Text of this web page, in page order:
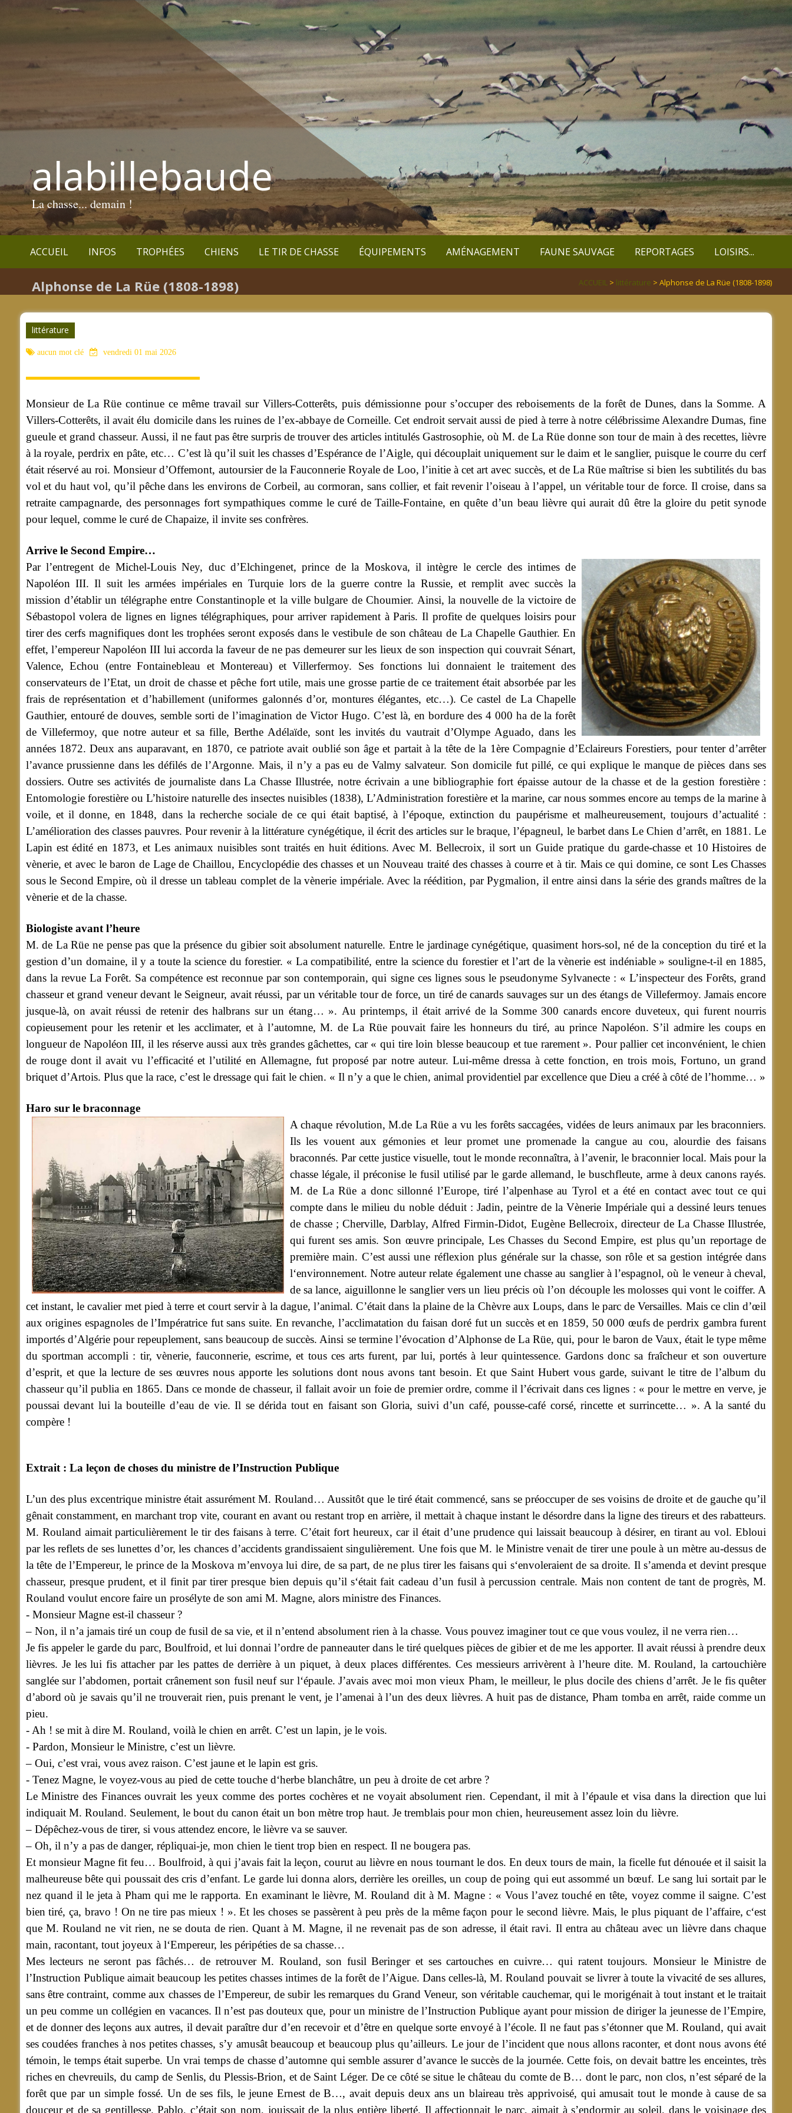
alabillebaude
La chasse... demain !
ACCUEIL INFOS TROPHÉES CHIENS LE TIR DE CHASSE ÉQUIPEMENTS AMÉNAGEMENT FAUNE SAUVAGE REPORTAGES LOISIRS...
Alphonse de La Rüe (1808-1898) ACCUEIL > littérature > Alphonse de La Rüe (1808-1898)
littérature
aucun mot clé vendredi 01 mai 2026
Monsieur de La Rüe continue ce même travail sur Villers-Cotterêts, puis démissionne pour s’occuper des reboisements de la forêt de Dunes, dans la Somme. A
Villers-Cotterêts, il avait élu domicile dans les ruines de l’ex-abbaye de Corneille. Cet endroit servait aussi de pied à terre à notre célébrissime Alexandre Dumas, fine
gueule et grand chasseur. Aussi, il ne faut pas être surpris de trouver des articles intitulés Gastrosophie, où M. de La Rüe donne son tour de main à des recettes, lièvre
à la royale, perdrix en pâte, etc… C’est là qu’il suit les chasses d’Espérance de l’Aigle, qui découplait uniquement sur le daim et le sanglier, puisque le courre du cerf
était réservé au roi. Monsieur d’Offemont, autoursier de la Fauconnerie Royale de Loo, l’initie à cet art avec succès, et de La Rüe maîtrise si bien les subtilités du bas
vol et du haut vol, qu’il pêche dans les environs de Corbeil, au cormoran, sans collier, et fait revenir l’oiseau à l’appel, un véritable tour de force. Il croise, dans sa
retraite campagnarde, des personnages fort sympathiques comme le curé de Taille-Fontaine, en quête d’un beau lièvre qui aurait dû être la gloire du petit synode
pour lequel, comme le curé de Chapaize, il invite ses confrères.
Arrive le Second Empire…
Par l’entregent de Michel-Louis Ney, duc d’Elchingenet, prince de la Moskova, il intègre le cercle des intimes de
Napoléon III. Il suit les armées impériales en Turquie lors de la guerre contre la Russie, et remplit avec succès la
mission d’établir un télégraphe entre Constantinople et la ville bulgare de Choumier. Ainsi, la nouvelle de la victoire de
Sébastopol volera de lignes en lignes télégraphiques, pour arriver rapidement à Paris. Il profite de quelques loisirs pour
tirer des cerfs magnifiques dont les trophées seront exposés dans le vestibule de son château de La Chapelle Gauthier. En
effet, l’empereur Napoléon III lui accorda la faveur de ne pas demeurer sur les lieux de son inspection qui couvrait Sénart,
Valence, Echou (entre Fontainebleau et Montereau) et Villerfermoy. Ses fonctions lui donnaient le traitement des
conservateurs de l’Etat, un droit de chasse et pêche fort utile, mais une grosse partie de ce traitement était absorbée par les
frais de représentation et d’habillement (uniformes galonnés d’or, montures élégantes, etc…). Ce castel de La Chapelle
Gauthier, entouré de douves, semble sorti de l’imagination de Victor Hugo. C’est là, en bordure des 4 000 ha de la forêt
de Villefermoy, que notre auteur et sa fille, Berthe Adélaïde, sont les invités du vautrait d’Olympe Aguado, dans les
années 1872. Deux ans auparavant, en 1870, ce patriote avait oublié son âge et partait à la tête de la 1ère Compagnie d’Eclaireurs Forestiers, pour tenter d’arrêter
l’avance prussienne dans les défilés de l’Argonne. Mais, il n’y a pas eu de Valmy salvateur. Son domicile fut pillé, ce qui explique le manque de pièces dans ses
dossiers. Outre ses activités de journaliste dans La Chasse Illustrée, notre écrivain a une bibliographie fort épaisse autour de la chasse et de la gestion forestière :
Entomologie forestière ou L’histoire naturelle des insectes nuisibles (1838), L’Administration forestière et la marine, car nous sommes encore au temps de la marine à
voile, et il donne, en 1848, dans la recherche sociale de ce qui était baptisé, à l’époque, extinction du paupérisme et malheureusement, toujours d’actualité :
L’amélioration des classes pauvres. Pour revenir à la littérature cynégétique, il écrit des articles sur le braque, l’épagneul, le barbet dans Le Chien d’arrêt, en 1881. Le
Lapin est édité en 1873, et Les animaux nuisibles sont traités en huit éditions. Avec M. Bellecroix, il sort un Guide pratique du garde-chasse et 10 Histoires de
vènerie, et avec le baron de Lage de Chaillou, Encyclopédie des chasses et un Nouveau traité des chasses à courre et à tir. Mais ce qui domine, ce sont Les Chasses
sous le Second Empire, où il dresse un tableau complet de la vènerie impériale. Avec la réédition, par Pygmalion, il entre ainsi dans la série des grands maîtres de la
vènerie et de la chasse.
Biologiste avant l’heure
M. de La Rüe ne pense pas que la présence du gibier soit absolument naturelle. Entre le jardinage cynégétique, quasiment hors-sol, né de la conception du tiré et la
gestion d’un domaine, il y a toute la science du forestier. « La compatibilité, entre la science du forestier et l’art de la vènerie est indéniable » souligne-t-il en 1885,
dans la revue La Forêt. Sa compétence est reconnue par son contemporain, qui signe ces lignes sous le pseudonyme Sylvanecte : « L’inspecteur des Forêts, grand
chasseur et grand veneur devant le Seigneur, avait réussi, par un véritable tour de force, un tiré de canards sauvages sur un des étangs de Villefermoy. Jamais encore
jusque-là, on avait réussi de retenir des halbrans sur un étang… ». Au printemps, il était arrivé de la Somme 300 canards encore duveteux, qui furent nourris
copieusement pour les retenir et les acclimater, et à l’automne, M. de La Rüe pouvait faire les honneurs du tiré, au prince Napoléon. S’il admire les coups en
longueur de Napoléon III, il les réserve aussi aux très grandes gâchettes, car « qui tire loin blesse beaucoup et tue rarement ». Pour pallier cet inconvénient, le chien
de rouge dont il avait vu l’efficacité et l’utilité en Allemagne, fut proposé par notre auteur. Lui-même dressa à cette fonction, en trois mois, Fortuno, un grand
briquet d’Artois. Plus que la race, c’est le dressage qui fait le chien. « Il n’y a que le chien, animal providentiel par excellence que Dieu a créé à côté de l’homme… »
Haro sur le braconnage
A chaque révolution, M.de La Rüe a vu les forêts saccagées, vidées de leurs animaux par les braconniers.
Ils les vouent aux gémonies et leur promet une promenade la cangue au cou, alourdie des faisans
braconnés. Par cette justice visuelle, tout le monde reconnaîtra, à l’avenir, le braconnier local. Mais pour la
chasse légale, il préconise le fusil utilisé par le garde allemand, le buschfleute, arme à deux canons rayés.
M. de La Rüe a donc sillonné l’Europe, tiré l’alpenhase au Tyrol et a été en contact avec tout ce qui
compte dans le milieu du noble déduit : Jadin, peintre de la Vènerie Impériale qui a dessiné leurs tenues
de chasse ; Cherville, Darblay, Alfred Firmin-Didot, Eugène Bellecroix, directeur de La Chasse Illustrée,
qui furent ses amis. Son œuvre principale, Les Chasses du Second Empire, est plus qu’un reportage de
première main. C’est aussi une réflexion plus générale sur la chasse, son rôle et sa gestion intégrée dans
l‘environnement. Notre auteur relate également une chasse au sanglier à l’espagnol, où le veneur à cheval,
de sa lance, aiguillonne le sanglier vers un lieu précis où l’on découple les molosses qui vont le coiffer. A
cet instant, le cavalier met pied à terre et court servir à la dague, l’animal. C’était dans la plaine de la Chèvre aux Loups, dans le parc de Versailles. Mais ce clin d’œil
aux origines espagnoles de l’Impératrice fut sans suite. En revanche, l’acclimatation du faisan doré fut un succès et en 1859, 50 000 œufs de perdrix gambra furent
importés d’Algérie pour repeuplement, sans beaucoup de succès. Ainsi se termine l’évocation d’Alphonse de La Rüe, qui, pour le baron de Vaux, était le type même
du sportman accompli : tir, vènerie, fauconnerie, escrime, et tous ces arts furent, par lui, portés à leur quintessence. Gardons donc sa fraîcheur et son ouverture
d’esprit, et que la lecture de ses œuvres nous apporte les solutions dont nous avons tant besoin. Et que Saint Hubert vous garde, suivant le titre de l’album du
chasseur qu’il publia en 1865. Dans ce monde de chasseur, il fallait avoir un foie de premier ordre, comme il l’écrivait dans ces lignes : « pour le mettre en verve, je
poussai devant lui la bouteille d’eau de vie. Il se dérida tout en faisant son Gloria, suivi d’un café, pousse-café corsé, rincette et surrincette… ». A la santé du
compère !
Extrait : La leçon de choses du ministre de l’Instruction Publique
L’un des plus excentrique ministre était assurément M. Rouland… Aussitôt que le tiré était commencé, sans se préoccuper de ses voisins de droite et de gauche qu’il
gênait constamment, en marchant trop vite, courant en avant ou restant trop en arrière, il mettait à chaque instant le désordre dans la ligne des tireurs et des rabatteurs.
M. Rouland aimait particulièrement le tir des faisans à terre. C’était fort heureux, car il était d’une prudence qui laissait beaucoup à désirer, en tirant au vol. Ebloui
par les reflets de ses lunettes d’or, les chances d’accidents grandissaient singulièrement. Une fois que M. le Ministre venait de tirer une poule à un mètre au-dessus de
la tête de l’Empereur, le prince de la Moskova m’envoya lui dire, de sa part, de ne plus tirer les faisans qui s‘envoleraient de sa droite. Il s’amenda et devint presque
chasseur, presque prudent, et il finit par tirer presque bien depuis qu’il s‘était fait cadeau d’un fusil à percussion centrale. Mais non content de tant de progrès, M.
Rouland voulut encore faire un prosélyte de son ami M. Magne, alors ministre des Finances.
- Monsieur Magne est-il chasseur ?
– Non, il n’a jamais tiré un coup de fusil de sa vie, et il n’entend absolument rien à la chasse. Vous pouvez imaginer tout ce que vous voulez, il ne verra rien…
Je fis appeler le garde du parc, Boulfroid, et lui donnai l’ordre de panneauter dans le tiré quelques pièces de gibier et de me les apporter. Il avait réussi à prendre deux
lièvres. Je les lui fis attacher par les pattes de derrière à un piquet, à deux places différentes. Ces messieurs arrivèrent à l’heure dite. M. Rouland, la cartouchière
sanglée sur l’abdomen, portait crânement son fusil neuf sur l‘épaule. J’avais avec moi mon vieux Pham, le meilleur, le plus docile des chiens d’arrêt. Je le fis quêter
d’abord où je savais qu’il ne trouverait rien, puis prenant le vent, je l’amenai à l’un des deux lièvres. A huit pas de distance, Pham tomba en arrêt, raide comme un
pieu.
- Ah ! se mit à dire M. Rouland, voilà le chien en arrêt. C’est un lapin, je le vois.
- Pardon, Monsieur le Ministre, c’est un lièvre.
– Oui, c’est vrai, vous avez raison. C’est jaune et le lapin est gris.
- Tenez Magne, le voyez-vous au pied de cette touche d‘herbe blanchâtre, un peu à droite de cet arbre ?
Le Ministre des Finances ouvrait les yeux comme des portes cochères et ne voyait absolument rien. Cependant, il mit à l’épaule et visa dans la direction que lui
indiquait M. Rouland. Seulement, le bout du canon était un bon mètre trop haut. Je tremblais pour mon chien, heureusement assez loin du lièvre.
– Dépêchez-vous de tirer, si vous attendez encore, le lièvre va se sauver.
– Oh, il n’y a pas de danger, répliquai-je, mon chien le tient trop bien en respect. Il ne bougera pas.
Et monsieur Magne fit feu… Boulfroid, à qui j’avais fait la leçon, courut au lièvre en nous tournant le dos. En deux tours de main, la ficelle fut dénouée et il saisit la
malheureuse bête qui poussait des cris d’enfant. Le garde lui donna alors, derrière les oreilles, un coup de poing qui eut assommé un bœuf. Le sang lui sortait par le
nez quand il le jeta à Pham qui me le rapporta. En examinant le lièvre, M. Rouland dit à M. Magne : « Vous l’avez touché en tête, voyez comme il saigne. C’est
bien tiré, ça, bravo ! On ne tire pas mieux ! ». Et les choses se passèrent à peu près de la même façon pour le second lièvre. Mais, le plus piquant de l’affaire, c‘est
que M. Rouland ne vit rien, ne se douta de rien. Quant à M. Magne, il ne revenait pas de son adresse, il était ravi. Il entra au château avec un lièvre dans chaque
main, racontant, tout joyeux à l‘Empereur, les péripéties de sa chasse…
Mes lecteurs ne seront pas fâchés… de retrouver M. Rouland, son fusil Beringer et ses cartouches en cuivre… qui ratent toujours. Monsieur le Ministre de
l’Instruction Publique aimait beaucoup les petites chasses intimes de la forêt de l’Aigue. Dans celles-là, M. Rouland pouvait se livrer à toute la vivacité de ses allures,
sans être contraint, comme aux chasses de l’Empereur, de subir les remarques du Grand Veneur, son véritable cauchemar, qui le morigénait à tout instant et le traitait
un peu comme un collégien en vacances. Il n’est pas douteux que, pour un ministre de l’Instruction Publique ayant pour mission de diriger la jeunesse de l’Empire,
et de donner des leçons aux autres, il devait paraître dur d’en recevoir et d’être en quelque sorte envoyé à l’école. Il ne faut pas s’étonner que M. Rouland, qui avait
ses coudées franches à nos petites chasses, s’y amusât beaucoup et beaucoup plus qu’ailleurs. Le jour de l’incident que nous allons raconter, et dont nous avons été
témoin, le temps était superbe. Un vrai temps de chasse d’automne qui semble assurer d’avance le succès de la journée. Cette fois, on devait battre les enceintes, très
riches en chevreuils, du camp de Senlis, du Plessis-Brion, et de Saint Léger. De ce côté se situe le château du comte de B… dont le parc, non clos, n’est séparé de la
forêt que par un simple fossé. Un de ses fils, le jeune Ernest de B…, avait depuis deux ans un blaireau très apprivoisé, qui amusait tout le monde à cause de sa
douceur et de sa gentillesse. Pablo, c’était son nom, jouissait de la plus entière liberté. Il affectionnait le parc, aimait à s’endormir au soleil, dans le voisinage des